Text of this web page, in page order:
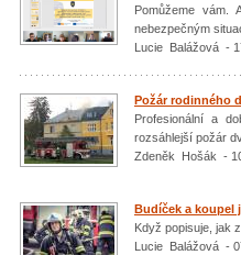
Pomůžeme vám.
nebezpečným
Lucie Balážová -
Požár rodinného
Profesionální a
rozsáhlejší požár
Zdeněk Hošák -
Budíček a koupel
Když popisuje, jak
Lucie Balážová -